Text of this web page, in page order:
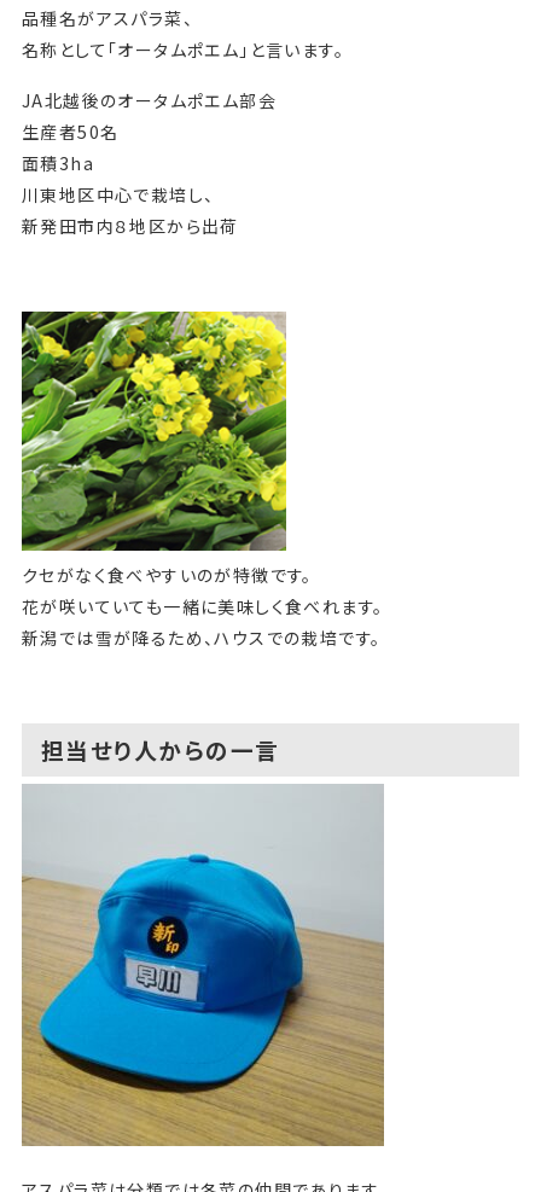
品種名がアスパラ菜、
名称として「オータムポエム」と言います。
JA北越後のオータムポエム部会
生産者50名
面積3ha
川東地区中心で栽培し、
新発田市内８地区から出荷
クセがなく食べやすいのが特徴です。
花が咲いていても一緒に美味しく食べれます。
新潟では雪が降るため、ハウスでの栽培です。
担当せり人からの一言